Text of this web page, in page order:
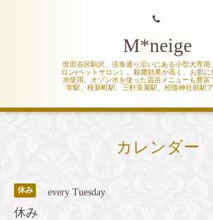
M*neige
世田谷区駒沢、弦巻通り沿いにある小型犬専用
ロン(ペットサロン）。殺菌効果が高く、お肌に
水使用。オゾン水を使った温浴メニューも豊富
学駅、桜新町駅、三軒茶屋駅、松陰神社前駅
カレンダー
休み every Tuesday
休み